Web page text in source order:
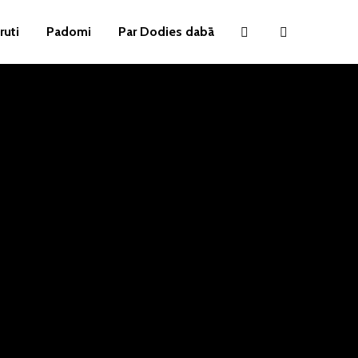
Padomi Par Dodies dabā